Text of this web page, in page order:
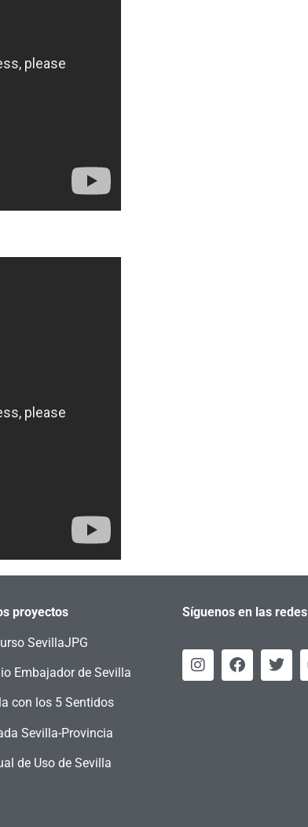
proyectos
SevillaJPG
Embajador de Sevilla
con los 5 Sentidos
Sevilla-Provincia
de Uso de Sevilla
Síguenos en las redes